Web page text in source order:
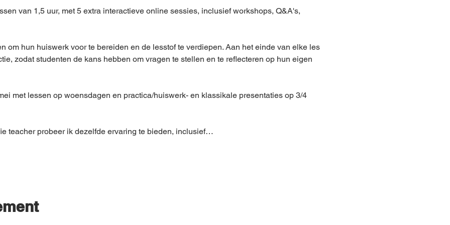
van 1,5 uur, met 5 extra interactieve online sessies, inclusief workshops, Q&A's,
om hun huiswerk voor te bereiden en de lesstof te verdiepen. Aan het einde van elke les
zodat studenten de kans hebben om vragen te stellen en te reflecteren op hun eigen
met lessen op woensdagen en practica/huiswerk- en klassikale presentaties op 3/4
teacher probeer ik dezelfde ervaring te bieden, inclusief…